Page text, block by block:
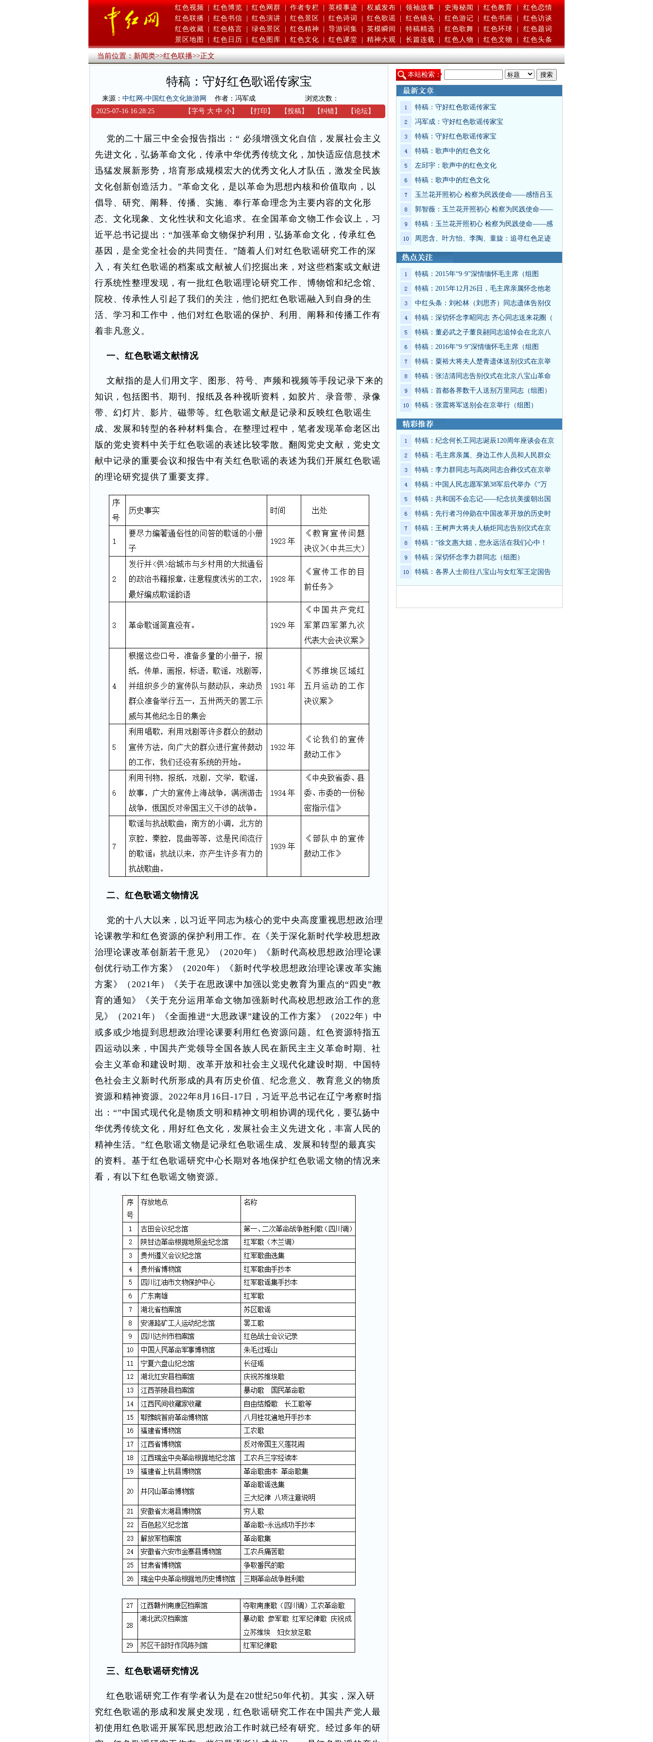
红色视频 | 红色博览 | 红色网群 | 作者专栏 | 英模事迹 | 权威发布 | 领袖故事 | 史海秘闻 | 红色教育 |
红色恋情
红色联播
红色书信 红色演讲 红色景区 红色诗词 红色歌谣 红色镜头 红色游记 红色书画
红色访谈
红色收藏
红色格言 绿色景区 红色精神 导游词集 英模瞬间 特稿精选 红色歌舞 红色环球
红色题词
景区地图
红色日历 红色图库 红色文化 红色课堂 精神大观 长篇连载 红色人物 红色文物 红色头条
当前位置：新闻类>>红色联播>>正文
特稿：守好红色歌谣传家宝
来源： 中红网-中国红色文化旅游网 作者：冯军成
浏览次数：
2025-07-16 16:28:25
【字号 大 中 小】 【打印 】 【投稿】 【纠错】 【论坛】
党的二十届三中全会报告指出：“ 必须增强文化自信，发展社会主义
先进文化，弘扬革命文化，传承中华优秀传统文化，加快适应信息技术
迅猛发展新形势，培育形成规模宏大的优秀文化人才队伍，激发全民族
文化创新创造活力。”革命文化，是以革命为思想内核和价值取向，以
倡导、研究、阐释、传播、实施、奉行革命理念为主要内容的文化形
态、文化现象、文化性状和文化追求。在全国革命文物工作会议上，习
近平总书记提出：“加强革命文物保护利用，弘扬革命文化，传承红色
基因，是全党全社会的共同责任。”随着人们对红色歌谣研究工作的深
入，有关红色歌谣的档案或文献被人们挖掘出来，对这些档案或文献进
行系统性整理发现，有一批红色歌谣理论研究工作、博物馆和纪念馆、
院校、传承性人引起了我们的关注，他们把红色歌谣融入到自身的生
活、学习和工作中，他们对红色歌谣的保护、利用、阐释和传播工作有
着非凡意义。
一、红色歌谣文献情况
文献指的是人们用文字、图形、符号、声频和视频等手段记录下来的
知识，包括图书、期刊、报纸及各种视听资料，如胶片、录音带、录像
带、幻灯片、影片、磁带等。红色歌谣文献是记录和反映红色歌谣生
成、发展和转型的各种材料集合。在整理过程中，笔者发现革命老区出
版的党史资料中关于红色歌谣的表述比较零散。翻阅党史文献，党史文
献中记录的重要会议和报告中有关红色歌谣的表述为我们开展红色歌谣
的理论研究提供了重要支撑。
二、红色歌谣文物情况
党的十八大以来，以习近平同志为核心的党中央高度重视思想政治理
论课教学和红色资源的保护利用工作。在《关于深化新时代学校思想政
治理论课改革创新若干意见》（2020年）《新时代高校思想政治理论课
创优行动工作方案》（2020年）《新时代学校思想政治理论课改革实施
方案》（2021年）《关于在思政课中加强以党史教育为重点的“四史”教
育的通知》《关于充分运用革命文物加强新时代高校思想政治工作的意
见》（2021年）《全面推进“大思政课”建设的工作方案》（2022年）中
或多或少地提到思想政治理论课要利用红色资源问题。红色资源特指五
四运动以来，中国共产党领导全国各族人民在新民主主义革命时期、社
会主义革命和建设时期、改革开放和社会主义现代化建设时期、中国特
色社会主义新时代所形成的具有历史价值、纪念意义、教育意义的物质
资源和精神资源。2022年8月16日-17日，习近平总书记在辽宁考察时指
出：“”中国式现代化是物质文明和精神文明相协调的现代化，要弘扬中
华优秀传统文化，用好红色文化，发展社会主义先进文化，丰富人民的
精神生活。”红色歌谣文物是记录红色歌谣生成、发展和转型的最真实
的资料。基于红色歌谣研究中心长期对各地保护红色歌谣文物的情况来
看，有以下红色歌谣文物资源。
三、红色歌谣研究情况
红色歌谣研究工作有学者认为是在20世纪50年代初。其实，深入研
究红色歌谣的形成和发展史发现，红色歌谣研究工作在中国共产党人最
初使用红色歌谣开展军民思想政治工作时就已经有研究。经过多年的研
本站检索：
特稿：守好红色歌谣传家宝
冯军成：守好红色歌谣传家宝
特稿：守好红色歌谣传家宝
特稿：歌声中的红色文化
左邱宇：歌声中的红色文化
特稿：歌声中的红色文化
玉兰花开照初心 检察为民践使命——感悟吕玉
郭智薇：玉兰花开照初心 检察为民践使命——
特稿：玉兰花开照初心 检察为民践使命——感
周思含、叶方怡、李陶、童旋：追寻红色足迹
特稿：2015年“9·9”深情缅怀毛主席（组图
特稿：2015年12月26日，毛主席亲属怀念他老
中红头条：刘松林（刘思齐）同志遗体告别仪
特稿：深切怀念李昭同志 齐心同志送来花圈（
特稿：董必武之子董良翮同志追悼会在北京八
特稿：2016年“9·9”深情缅怀毛主席（组图
特稿：粟裕大将夫人楚青遗体送别仪式在京举
特稿：张洁清同志告别仪式在北京八宝山革命
特稿：首都各界数千人送别万里同志（组图）
特稿：张震将军送别会在京举行（组图）
特稿：纪念何长工同志诞辰120周年座谈会在京
特稿：毛主席亲属、身边工作人员和人民群众
特稿：李力群同志与高岗同志合葬仪式在京举
特稿：中国人民志愿军第38军后代举办《“万
特稿：共和国不会忘记——纪念抗美援朝出国
特稿：先行者习仲勋在中国改革开放的历史时
特稿：王树声大将夫人杨炬同志告别仪式在京
特稿：“徐文惠大姐，您永远活在我们心中！
特稿：深切怀念李力群同志（组图）
特稿：各界人士前往八宝山与女红军王定国告